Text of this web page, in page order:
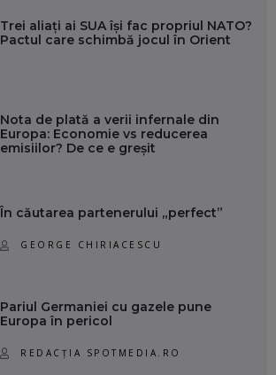
Trei aliați ai SUA își fac propriul NATO?
Pactul care schimbă jocul în Orient
Nota de plată a verii infernale din
Europa: Economie vs reducerea
emisiilor? De ce e greșit
În căutarea partenerului „perfect”
GEORGE CHIRIACESCU
Pariul Germaniei cu gazele pune
Europa în pericol
REDACȚIA SPOTMEDIA.RO